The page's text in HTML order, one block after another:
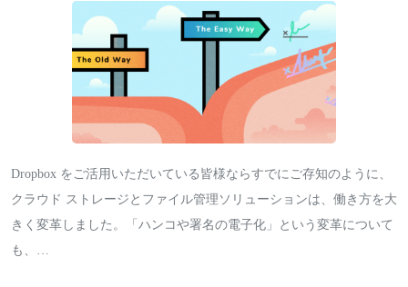
Dropbox をご活用いただいている皆様ならすでにご存知のように、
クラウド ストレージとファイル管理ソリューションは、働き方を大
きく変革しました。「ハンコや署名の電子化」という変革について
も、…